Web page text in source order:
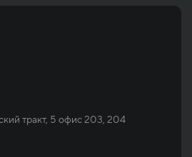
тракт, 5 офис 203, 204